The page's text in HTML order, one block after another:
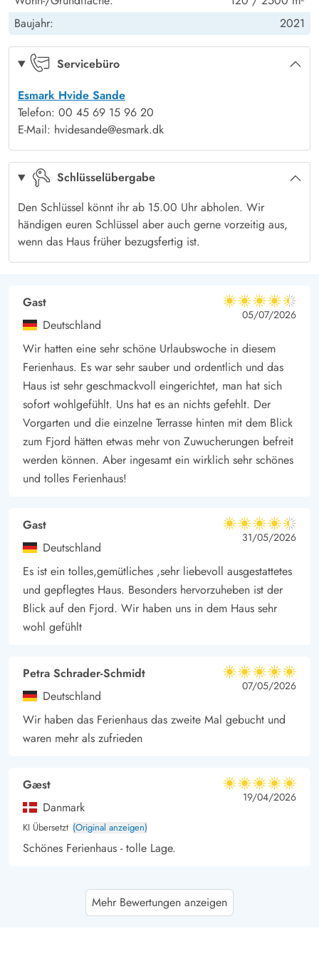
hierfür. Hier könnt ihr die Snacks holen, ohne dass ihr auch
nur eine Sekunde eures Films verpasst, oder euch unterhalten,
während ihr den Spieleabend vorbereitet.
Im Sommerhalbjahr versorgt euch der örtliche Bäcker mit
man für einen gelungenen Filme- oder Spieleabend braucht,
bekommt ihr entweder in Hvide Sande oder Søndervig, welche
Baujahr:
2021
Servicebüro
Esmark Hvide Sande
Telefon: 00 45 69 15 96 20
E-Mail: hvidesande@esmark.dk
Schlüsselübergabe
Den Schlüssel könnt ihr ab 15.00 Uhr abholen. Wir
händigen euren Schlüssel aber auch gerne vorzeitig aus,
wenn das Haus früher bezugsfertig ist.
Terrasse: offen Ja
Terrasse: überdacht
Vildmarksbad, antal pers
Fußboden: Holzlaminat - Schlafzimmer Ja
Fußbodenheizung - Schlafzimmer
Gast
Deutschland
4.5 von 5
4.5 von 5
4.5 out of 5
05/07/2026
Wir hatten eine sehr schöne Urlaubswoche in diesem
Ferienhaus. Es war sehr sauber und ordentlich und das
Haus ist sehr geschmackvoll eingerichtet, man hat sich
sofort wohlgefühlt. Uns hat es an nichts gefehlt. Der
Vorgarten und die einzelne Terrasse hinten mit dem Blick
zum Fjord hätten etwas mehr von Zuwucherungen befreit
werden können. Aber ingesamt ein wirklich sehr schönes
und tolles Ferienhaus!
Gast
Deutschland
4.5 von 5
4.5 von 5
4.5 out of 5
31/05/2026
Es ist ein tolles,gemütliches ,sehr liebevoll ausgestattetes
und gepflegtes Haus. Besonders hervorzuheben ist der
Blick auf den Fjord. Wir haben uns in dem Haus sehr
wohl gefühlt
Petra Schrader-Schmidt
Deutschland
5 von 5
5 von 5
5 out of 5
07/05/2026
Wir haben das Ferienhaus das zweite Mal gebucht und
waren mehr als zufrieden
Gæst
Danmark
KI Übersetzt (Original anzeigen)
5 von 5
5 von 5
5 out of 5
19/04/2026
Schönes Ferienhaus - tolle Lage.
Deutschland
5 von 5
5 out of 5
Mehr Bewertungen anzeigen